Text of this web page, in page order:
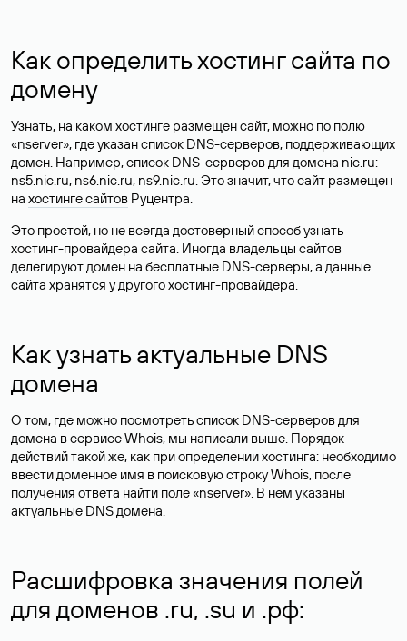
Как определить хостинг сайта по
домену
Узнать, на каком хостинге размещен сайт, можно по полю
«nserver», где указан список DNS-серверов, поддерживающих
домен. Например, список DNS-серверов для домена nic.ru:
ns5.nic.ru, ns6.nic.ru, ns9.nic.ru. Это значит, что сайт размещен
на хостинге сайтов Руцентра.
Это простой, но не всегда достоверный способ узнать
хостинг-провайдера сайта. Иногда владельцы сайтов
делегируют домен на бесплатные DNS-серверы, а данные
сайта хранятся у другого хостинг-провайдера.
Как узнать актуальные DNS
домена
О том, где можно посмотреть список DNS-серверов для
домена в сервисе Whois, мы написали выше. Порядок
действий такой же, как при определении хостинга: необходимо
ввести доменное имя в поисковую строку Whois, после
получения ответа найти поле «nserver». В нем указаны
актуальные DNS домена.
Расшифровка значения полей
для доменов .ru, .su и .рф: